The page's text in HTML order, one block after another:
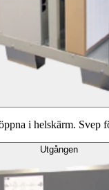
i helskärm. Svep
Utgången